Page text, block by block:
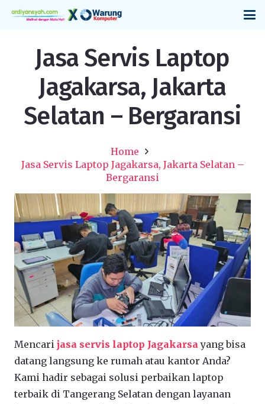
Jasa Servis Laptop
Jagakarsa, Jakarta
Selatan – Bergaransi
Home
Jasa Servis Laptop Jagakarsa, Jakarta Selatan –
Bergaransi
Mencari jasa servis laptop Jagakarsayang bisa
datang langsung ke rumah atau kantor Anda?
Kami hadir sebagai solusi perbaikan laptop
terbaik di Tangerang Selatan dengan layanan